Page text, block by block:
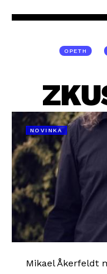
OPETH
NOVINKA
Mikael Åkerfeldt